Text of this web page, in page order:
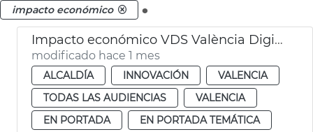
impacto económico
Impacto económico VDS València Digital Summit
modificado hace 1 mes
ALCALDÍA INNOVACIÓN
VALENCIA
TODAS LAS AUDIENCIAS
VALENCIA
EN PORTADA
EN PORTADA TEMÁTICA